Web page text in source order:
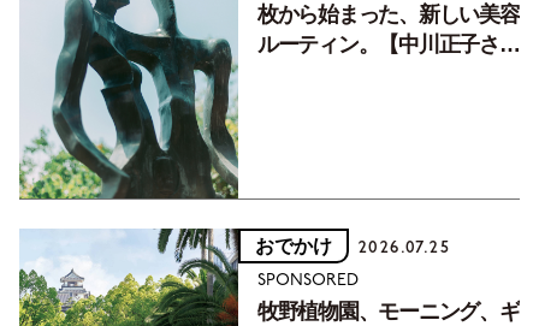
枚から始まった、新しい美容
ルーティン。【中川正子さん
おでかけ 2026.07.25
SPONSORED
牧野植物園、モーニング、ギ